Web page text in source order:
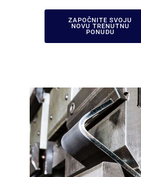
ZAPOČNITE SVOJU
NOVU TRENUTNU
PONUDU